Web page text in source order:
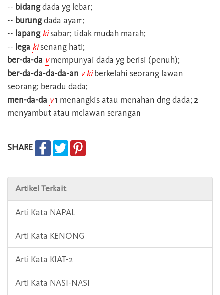
-- bidangdada yg lebar;
-- burungdada ayam;
-- lapang kisabar; tidak mudah marah;
-- lega kisenang hati;
ber-da-da vmempunyai dada yg berisi (penuh);
ber-da-da-da-da-an v kiberkelahi seorang lawan
seorang; beradu dada;
men-da-da v1 menangkis atau menahan dng dada; 2
menyambut atau melawan serangan
SHARE
Artikel Terkait
Arti Kata NAPAL
Arti Kata KENONG
Arti Kata KIAT-2
Arti Kata NASI-NASI